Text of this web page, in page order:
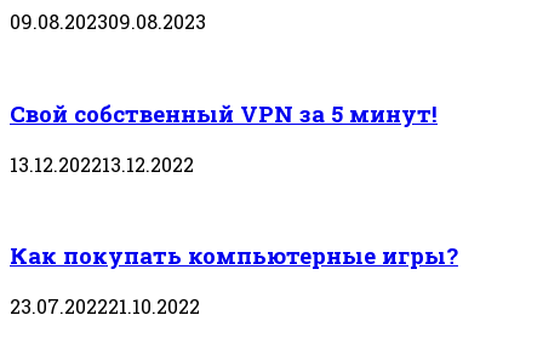
09.08.202309.08.2023
Свой собственный VPN за 5 минут!
13.12.202213.12.2022
Как покупать компьютерные игры?
23.07.202221.10.2022